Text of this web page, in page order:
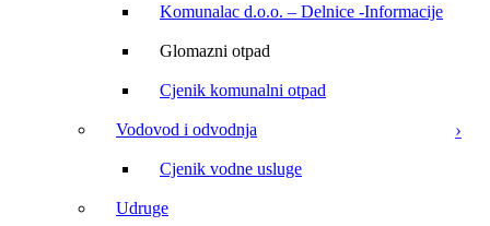
Komunalac d.o.o. – Delnice -Informacije
Glomazni otpad
Cjenik komunalni otpad
Vodovod i odvodnja
Cjenik vodne usluge
Udruge